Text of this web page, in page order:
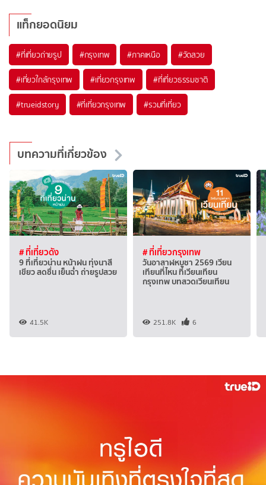
แท็กยอดนิยม
#ที่เที่ยวถ่ายรูป #กรุงเทพ #ภาคเหนือ #วัดสวย
#เที่ยวใกล้กรุงเทพ #เที่ยวกรุงเทพ #ที่เที่ยวธรรมชาติ
#trueidstory #ที่เที่ยวกรุงเทพ #รวมที่เที่ยว
บทความที่เกี่ยวข้อง
# ที่เที่ยวดัง
9 ที่เที่ยวน่าน หน้าฝน ทุ่งนาสี
เขียว สดชื่น เย็นฉ่ำ ถ่ายรูปสวย
41.5K
# ที่เที่ยวกรุงเทพ
วันอาสาฬหบูชา 2569 เวียน
เทียนที่ไหน ที่เวียนเทียน
กรุงเทพ บทสวดเวียนเทียน
251.8K 6